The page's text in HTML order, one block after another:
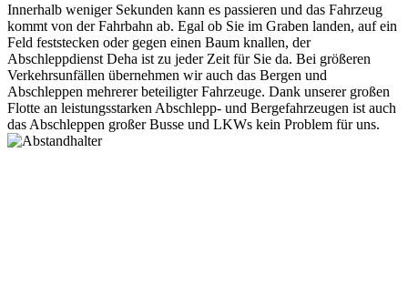
Innerhalb weniger Sekunden kann es passieren und das Fahrzeug
kommt von der Fahrbahn ab. Egal ob Sie im Graben landen, auf ein
Feld feststecken oder gegen einen Baum knallen, der
Abschleppdienst Deha ist zu jeder Zeit für Sie da. Bei größeren
Verkehrsunfällen übernehmen wir auch das Bergen und
Abschleppen mehrerer beteiligter Fahrzeuge. Dank unserer großen
Flotte an leistungsstarken Abschlepp- und Bergefahrzeugen ist auch
das Abschleppen großer Busse und LKWs kein Problem für uns.